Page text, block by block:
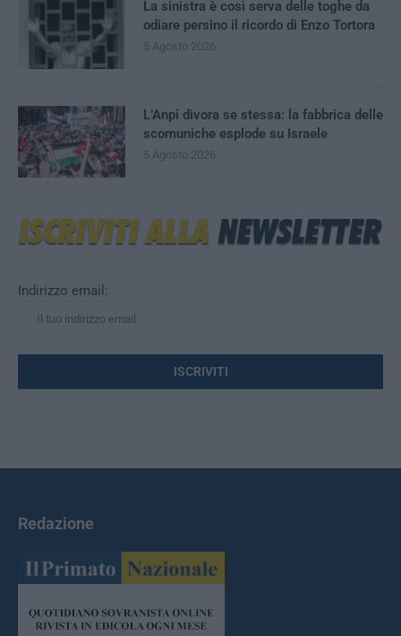
Indirizzo email:
La sinistra è così serva delle toghe da
odiare persino il ricordo di Enzo Tortora
5 Agosto 2026
L’Anpi divora se stessa: la fabbrica delle
scomuniche esplode su Israele
5 Agosto 2026
Redazione